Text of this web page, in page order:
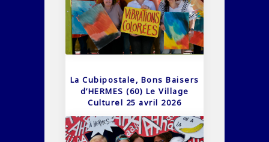
La Cubipostale, Bons Baisers
d’HERMES (60) Le Village
Culturel 25 avril 2026